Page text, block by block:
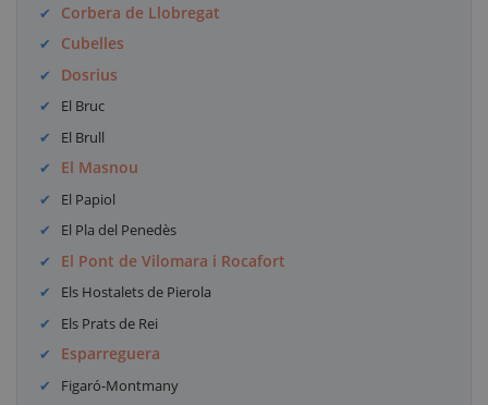
Corbera de Llobregat
Cubelles
Dosrius
El Bruc
El Brull
El Masnou
El Papiol
El Pla del Penedès
El Pont de Vilomara i Rocafort
Els Hostalets de Pierola
Els Prats de Rei
Esparreguera
Figaró-Montmany